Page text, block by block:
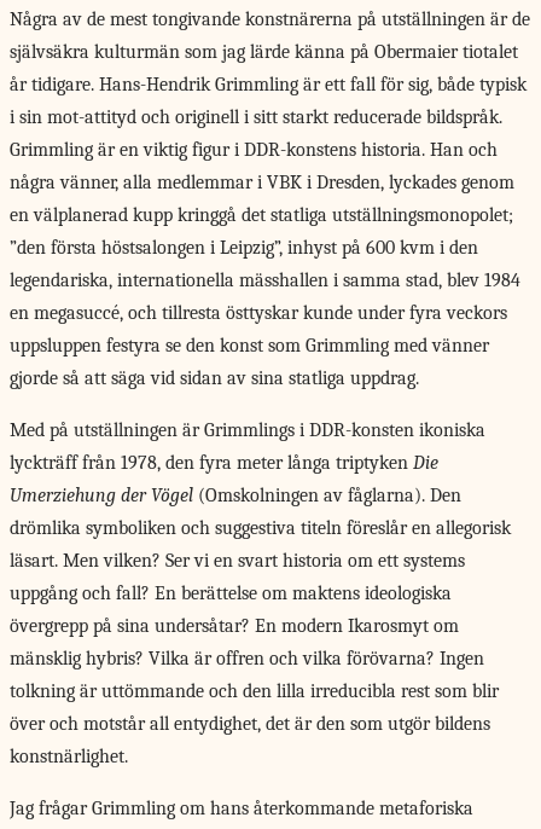
Några av de mest tongivande konstnärerna på utställningen är de
självsäkra kulturmän som jag lärde känna på Obermaier tiotalet
år tidigare. Hans-Hendrik Grimmling är ett fall för sig, både typisk
i sin mot-attityd och originell i sitt starkt reducerade bildspråk.
Grimmling är en viktig figur i DDR-konstens historia. Han och
några vänner, alla medlemmar i VBK i Dresden, lyckades genom
en välplanerad kupp kringgå det statliga utställningsmonopolet;
”den första höstsalongen i Leipzig”, inhyst på 600 kvm i den
legendariska, internationella mässhallen i samma stad, blev 1984
en megasuccé, och tillresta östtyskar kunde under fyra veckors
uppsluppen festyra se den konst som Grimmling med vänner
gjorde så att säga vid sidan av sina statliga uppdrag.
Med på utställningen är Grimmlings i DDR-konsten ikoniska
lyckträff från 1978, den fyra meter långa triptyken Die
Umerziehung der Vögel (Omskolningen av fåglarna). Den
drömlika symboliken och suggestiva titeln föreslår en allegorisk
läsart. Men vilken? Ser vi en svart historia om ett systems
uppgång och fall? En berättelse om maktens ideologiska
övergrepp på sina undersåtar? En modern Ikarosmyt om
mänsklig hybris? Vilka är offren och vilka förövarna? Ingen
tolkning är uttömmande och den lilla irreducibla rest som blir
över och motstår all entydighet, det är den som utgör bildens
konstnärlighet.
Jag frågar Grimmling om hans återkommande metaforiska